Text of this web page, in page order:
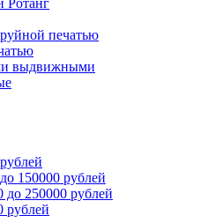
Ротанг
печатью
выдвижными
150000 рублей
до 250000 рублей
рублей